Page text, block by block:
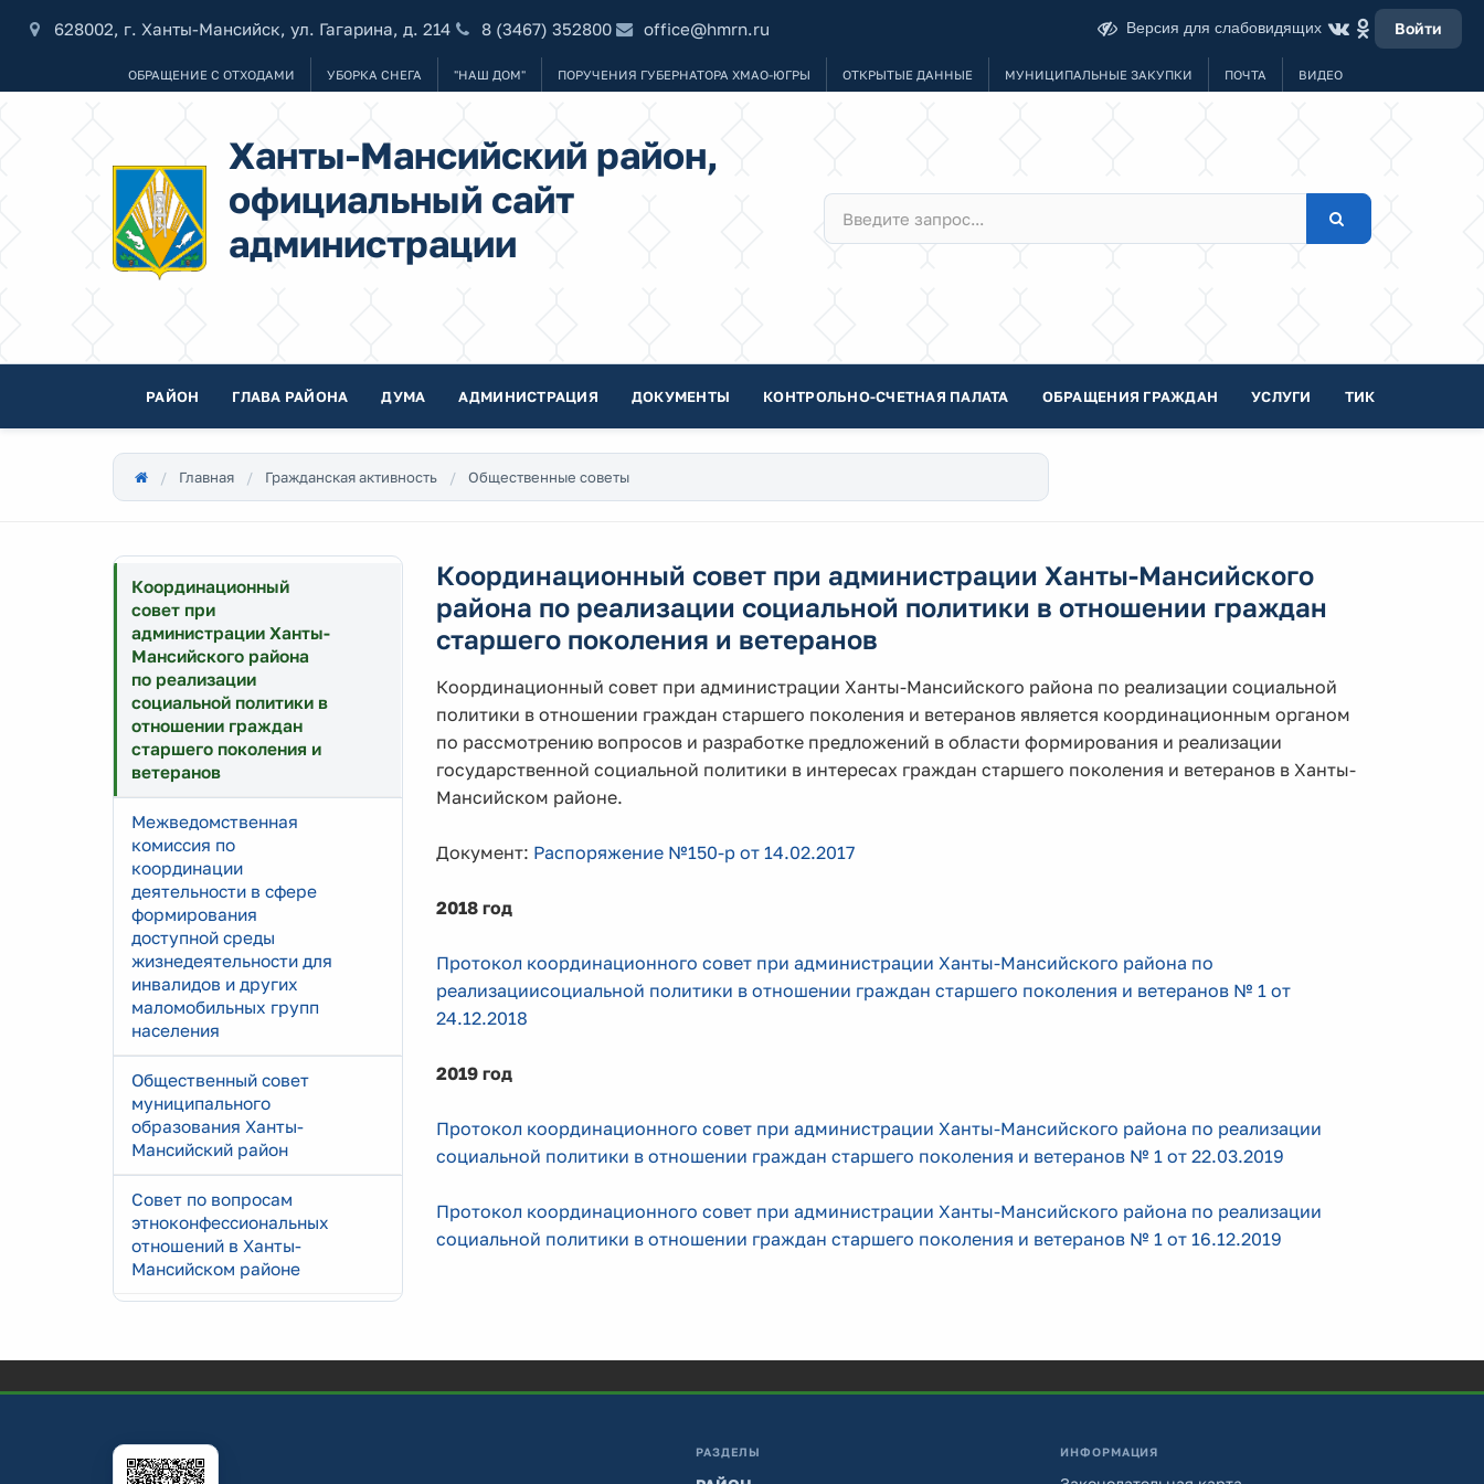
628002, г. Ханты-Мансийск, ул. Гагарина, д. 214 8 (3467) 352800 office@hmrn.ru Версия для слабовидящих Войти
ОБРАЩЕНИЕ С ОТХОДАМИ УБОРКА СНЕГА "НАШ ДОМ" ПОРУЧЕНИЯ ГУБЕРНАТОРА ХМАО-ЮГРЫ ОТКРЫТЫЕ ДАННЫЕ МУНИЦИПАЛЬНЫЕ ЗАКУПКИ ПОЧТА ВИДЕО
Ханты-Мансийский район,
официальный сайт
администрации
РАЙОН ГЛАВА РАЙОНА ДУМА АДМИНИСТРАЦИЯ ДОКУМЕНТЫ КОНТРОЛЬНО-СЧЕТНАЯ ПАЛАТА ОБРАЩЕНИЯ ГРАЖДАН УСЛУГИ ТИК
Главная Гражданская активность Общественные советы
Координационный
совет при
администрации Ханты-
Мансийского района
по реализации
социальной политики в
отношении граждан
старшего поколения и
ветеранов
Межведомственная
комиссия по
координации
деятельности в сфере
формирования
доступной среды
жизнедеятельности для
инвалидов и других
маломобильных групп
населения
Общественный совет
муниципального
образования Ханты-
Мансийский район
Совет по вопросам
этноконфессиональных
отношений в Ханты-
Мансийском районе
Координационный совет при администрации Ханты-Мансийского
района по реализации социальной политики в отношении граждан
старшего поколения и ветеранов
Координационный совет при администрации Ханты-Мансийского района по реализации социальной
политики в отношении граждан старшего поколения и ветеранов является координационным органом
по рассмотрению вопросов и разработке предложений в области формирования и реализации
государственной социальной политики в интересах граждан старшего поколения и ветеранов в Ханты-
Мансийском районе.
Документ: Распоряжение №150-р от 14.02.2017
2018 год
Протокол координационного совет при администрации Ханты-Мансийского района по
реализациисоциальной политики в отношении граждан старшего поколения и ветеранов № 1 от
24.12.2018
2019 год
Протокол координационного совет при администрации Ханты-Мансийского района по реализации
социальной политики в отношении граждан старшего поколения и ветеранов № 1 от 22.03.2019
Протокол координационного совет при администрации Ханты-Мансийского района по реализации
социальной политики в отношении граждан старшего поколения и ветеранов № 1 от 16.12.2019
РАЗДЕЛЫ ИНФОРМАЦИЯ